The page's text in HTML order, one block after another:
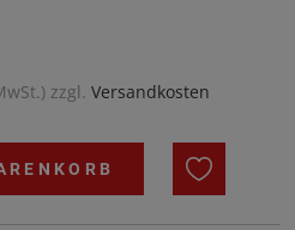
zzgl. Versandkosten